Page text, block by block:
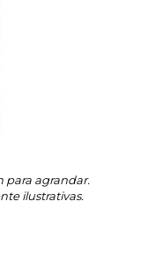
para agrandar.
ilustrativas.